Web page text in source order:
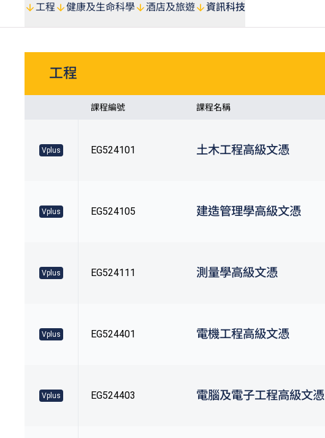
工程 健康及生命科學 酒店及旅遊 資訊科技
工程
課程編號 課程名稱
Vplus EG524101 土木工程高級文憑
Vplus EG524105 建造管理學高級文憑
Vplus EG524111 測量學高級文憑
Vplus EG524401 電機工程高級文憑
Vplus EG524403 電腦及電子工程高級文憑